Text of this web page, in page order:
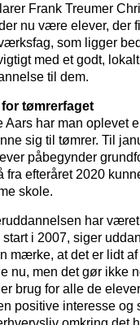
Frank Treumer
nu være elever, der
som ligger
med et godt,
til dem.
tømrerfaget
Aars har man oplevet
sig til tømrer. Til
påbegynder
fra efteråret 2020
skole.
har
i 2007, siger
mærke, at det er lidt af
nu, men det gør ikke
brug for alle de
positive interesse og